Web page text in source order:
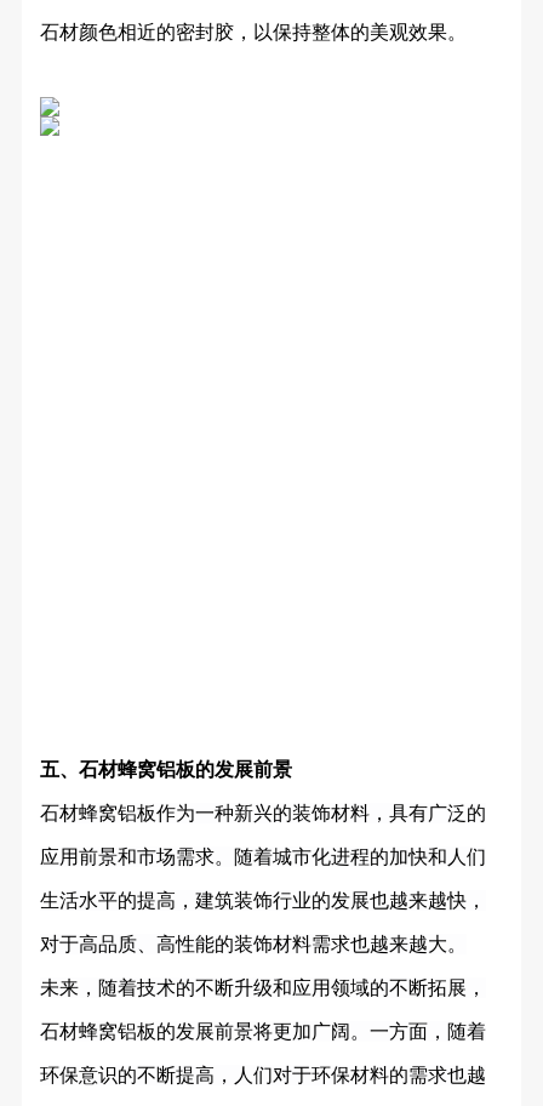
石材颜色相近的密封胶，以保持整体的美观效果。
五、石材蜂窝铝板的发展前景
石材蜂窝铝板作为一种新兴的装饰材料，具有广泛的
应用前景和市场需求。随着城市化进程的加快和人们
生活水平的提高，建筑装饰行业的发展也越来越快，
对于高品质、高性能的装饰材料需求也越来越大。
未来，随着技术的不断升级和应用领域的不断拓展，
石材蜂窝铝板的发展前景将更加广阔。一方面，随着
环保意识的不断提高，人们对于环保材料的需求也越